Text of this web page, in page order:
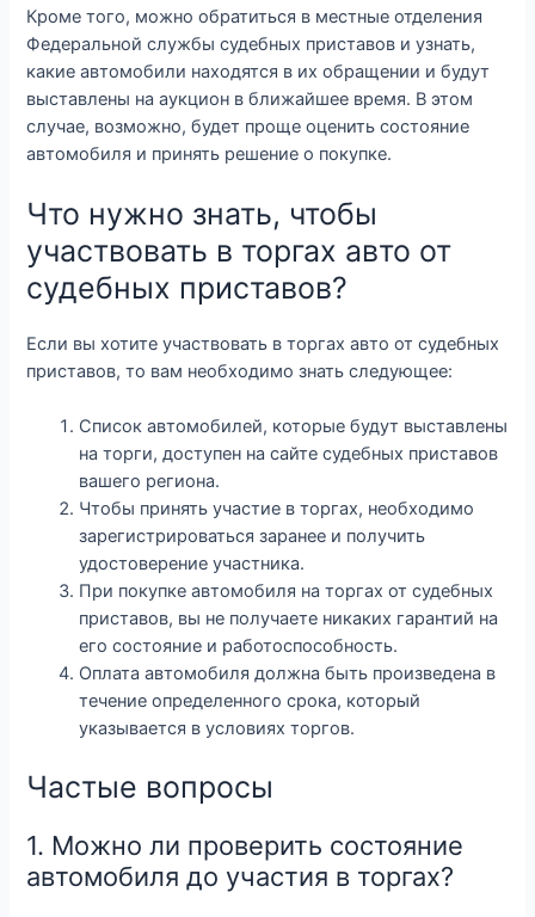
Кроме того, можно обратиться в местные отделения
Федеральной службы судебных приставов и узнать,
какие автомобили находятся в их обращении и будут
выставлены на аукцион в ближайшее время. В этом
случае, возможно, будет проще оценить состояние
автомобиля и принять решение о покупке.
Что нужно знать, чтобы
участвовать в торгах авто от
судебных приставов?
Если вы хотите участвовать в торгах авто от судебных
приставов, то вам необходимо знать следующее:
Список автомобилей, которые будут выставлены
на торги, доступен на сайте судебных приставов
вашего региона.
Чтобы принять участие в торгах, необходимо
зарегистрироваться заранее и получить
удостоверение участника.
При покупке автомобиля на торгах от судебных
приставов, вы не получаете никаких гарантий на
его состояние и работоспособность.
Оплата автомобиля должна быть произведена в
течение определенного срока, который
указывается в условиях торгов.
Частые вопросы
1. Можно ли проверить состояние
автомобиля до участия в торгах?